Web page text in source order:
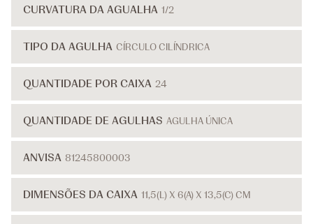
CURVATURA DA AGUALHA 1/2
TIPO DA AGULHA CÍRCULO CILÍNDRICA
QUANTIDADE POR CAIXA 24
QUANTIDADE DE AGULHAS AGULHA ÚNICA
ANVISA 81245800003
DIMENSÕES DA CAIXA 11,5(L) X 6(A) X 13,5(C) CM